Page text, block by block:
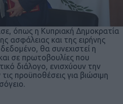
όπως η Κυπριακή Δημοκρατία
ασφάλειας και της ειρήνης
θα συνεχιστεί η
σε πρωτοβουλίες που
διάλογο, ενισχύουν την
προϋποθέσεις για βιώσιμη